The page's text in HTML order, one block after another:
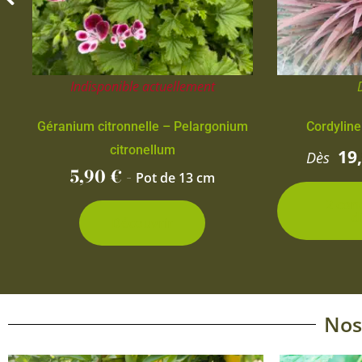
Indisponible actuellement
Géranium citronnelle – Pelargonium
citronellum
5,90€ - Pot de 13 cm
Dès